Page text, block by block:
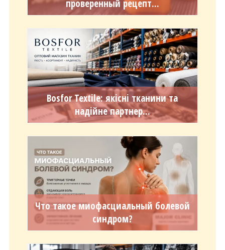
проверенный рецепт...
Bosfor Textile: якісні тканини та
надійне партнер...
Что такое миофасциальный болевой
синдром?